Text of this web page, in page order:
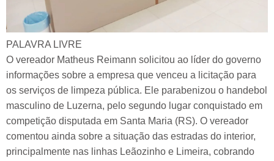
PALAVRA LIVRE
O vereador Matheus Reimann solicitou ao líder do governo
informações sobre a empresa que venceu a licitação para
os serviços de limpeza pública. Ele parabenizou o handebol
masculino de Luzerna, pelo segundo lugar conquistado em
competição disputada em Santa Maria (RS). O vereador
comentou ainda sobre a situação das estradas do interior,
principalmente nas linhas Leãozinho e Limeira, cobrando